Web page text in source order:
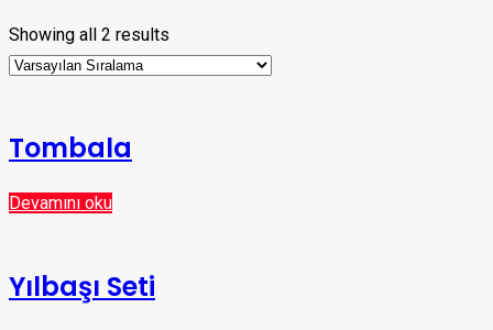
Showing all 2 results
Tombala
Devamını oku
Yılbaşı Seti